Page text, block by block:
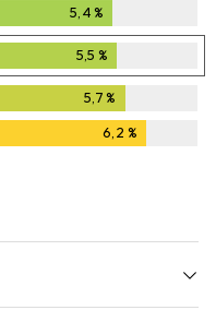
5,4 %
5,5 %
5,7 %
6,2 %